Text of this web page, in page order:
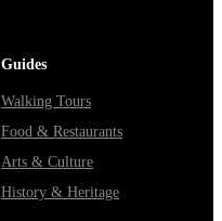
Guides
Walking Tours
Food & Restaurants
Arts & Culture
History & Heritage